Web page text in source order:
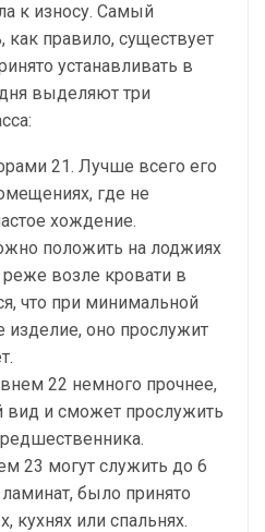
к износу. Самый
как правило, существует
устанавливать в
выделяют три
21. Лучше всего его
где не
хождение.
положить на лоджиях
возле кровати в
что при минимальной
изделие, оно прослужит
22 немного прочнее,
и сможет прослужить
23 могут служить до 6
было принято
кухнях или спальнях.